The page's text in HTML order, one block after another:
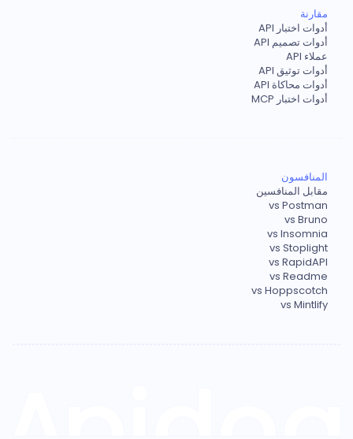
مقارنة
أدوات اختبار API
أدوات تصميم API
عملاء API
أدوات توثيق API
أدوات محاكاة API
أدوات اختبار MCP
المنافسون
مقابل المنافسين
vs Postman
vs Bruno
vs Insomnia
vs Stoplight
vs RapidAPI
vs Readme
vs Hoppscotch
vs Mintlify